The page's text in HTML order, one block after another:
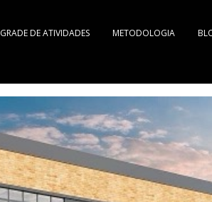
GRADE DE ATIVIDADES METODOLOGIA